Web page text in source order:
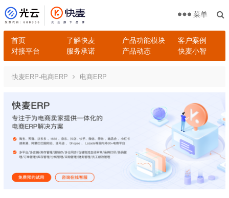
首页 了解快麦 产品功能模块
客户案例
对接平台
服务承诺 产品动态 快麦小智
菜单
快麦ERP-电商ERP 电商ERP